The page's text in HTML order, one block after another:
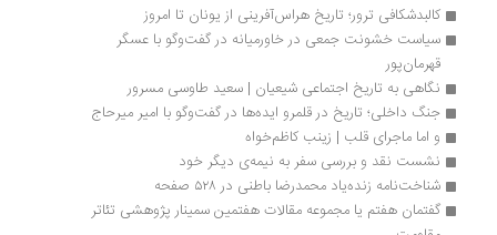
کالبدشکافی ترور؛ تاریخ‌ هراس‌آفرینی از یونان تا امروز
سیاست خشونت جمعی در خاورمیانه در گفت‌وگو با عسگر
قهرمان‌پور
نگاهی به تاریخ اجتماعی شیعیان | سعید طاوسی مسرور
جنگ داخلی؛ تاریخ در قلمرو ایده‌ها در گفت‌وگو با امیر میرحاج
و اما ماجرای قلب | زینب کاظم‌خواه
نشست نقد و بررسی سفر به نیمه‌ی دیگر خود
شناخت‌نامه زنده‌یاد محمدرضا باطنی در ۵۲۸ صفحه
گفتمان هفتم یا مجموعه مقالات هفتمین سمینار پژوهشی تئاتر